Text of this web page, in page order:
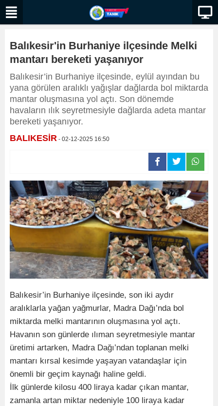
Balıkesir'in Burhaniye ilçesinde Melki
mantarı bereketi yaşanıyor
Balıkesir’in Burhaniye ilçesinde, eylül ayından bu
yana görülen aralıklı yağışlar dağlarda bol miktarda
mantar oluşmasına yol açtı. Son dönemde
havaların ılık seyretmesiyle dağlarda adeta mantar
bereketi yaşanıyor.
BALIKESİR - 02-12-2025 16:50
Balıkesir’in Burhaniye ilçesinde, son iki aydır
aralıklarla yağan yağmurlar, Madra Dağı’nda bol
miktarda melki mantarının oluşmasına yol açtı.
Havanın son günlerde ılıman seyretmesiyle mantar
üretimi artarken, Madra Dağı’ndan toplanan melki
mantarı kırsal kesimde yaşayan vatandaşlar için
önemli bir geçim kaynağı haline geldi.
İlk günlerde kilosu 400 liraya kadar çıkan mantar,
zamanla artan miktar nedeniyle 100 liraya kadar